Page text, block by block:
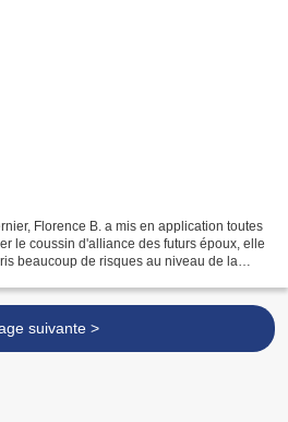
Florence B. a mis en application toutes
le coussin d'alliance des futurs époux, elle
beaucoup de risques au niveau de la
suivante >